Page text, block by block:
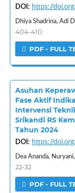
DOI: https://
Dhiya Shadrina, Adi
404-410
PDF - FULL
Asuhan
Fase Aktif
Intervensi
Srikandi RS
Tahun 2024
DOI: https://
Dea Ananda,
22-32
PDF - FULL